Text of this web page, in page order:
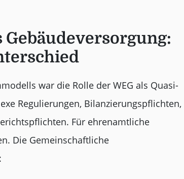
war die Rolle der WEG als Quasi-
Regulierungen, Bilanzierungspflichten,
Für ehrenamtliche
Die Gemeinschaftliche